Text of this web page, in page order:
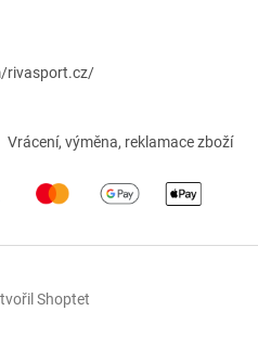
rivasport.cz/
Vrácení, výměna, reklamace zboží
Shoptet